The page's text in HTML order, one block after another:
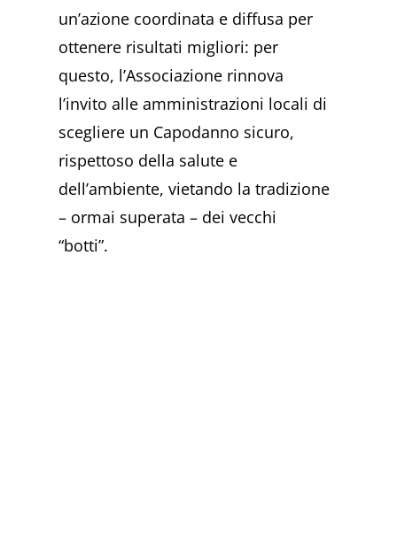
un’azione coordinata e diffusa per
ottenere risultati migliori: per
questo, l’Associazione rinnova
l’invito alle amministrazioni locali di
scegliere un Capodanno sicuro,
rispettoso della salute e
dell’ambiente, vietando la tradizione
– ormai superata – dei vecchi
“botti”.